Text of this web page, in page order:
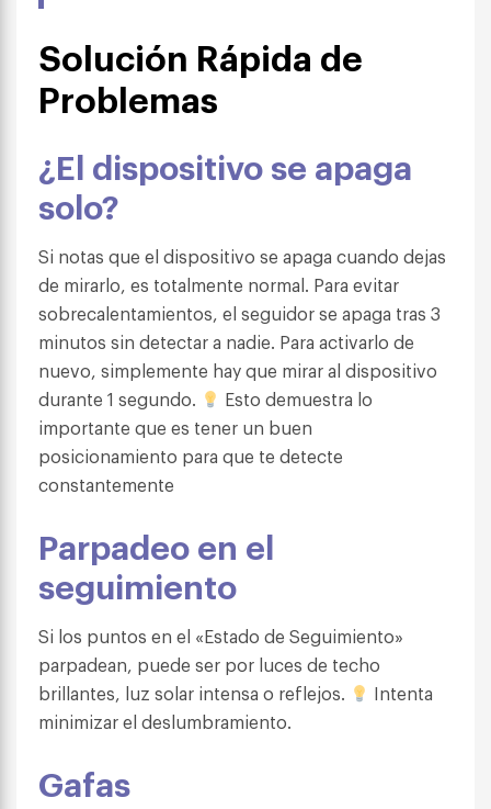
Solución Rápida de
Problemas
¿El dispositivo se apaga
solo?
Si notas que el dispositivo se apaga cuando dejas
de mirarlo, es totalmente normal. Para evitar
sobrecalentamientos, el seguidor se apaga tras 3
minutos sin detectar a nadie. Para activarlo de
nuevo, simplemente hay que mirar al dispositivo
durante 1 segundo.
Esto demuestra lo
importante que es tener un buen
posicionamiento para que te detecte
constantemente
Parpadeo en el
seguimiento
Si los puntos en el «Estado de Seguimiento»
parpadean, puede ser por luces de techo
brillantes, luz solar intensa o reflejos.
Intenta
minimizar el deslumbramiento.
Gafas